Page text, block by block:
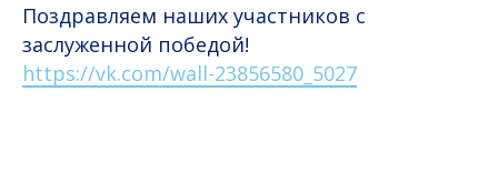
Поздравляем наших участников с
заслуженной победой!
https://vk.com/wall-23856580_5027